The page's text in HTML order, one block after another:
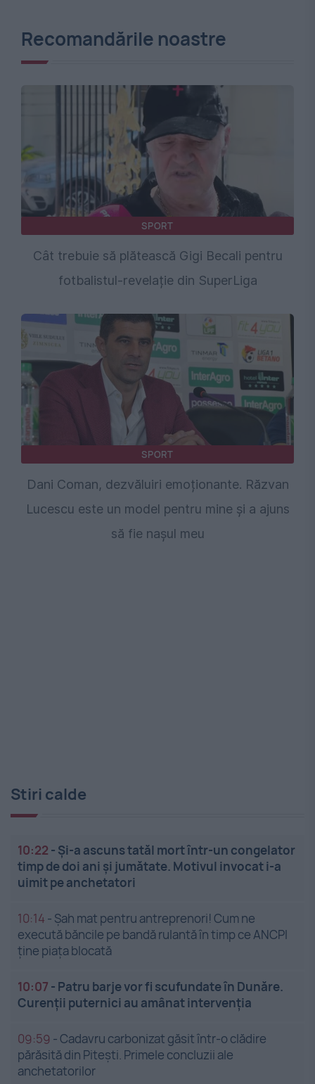
Recomandările noastre
SPORT
Cât trebuie să plătească Gigi Becali pentru
fotbalistul-revelație din SuperLiga
SPORT
Dani Coman, dezvăluiri emoționante. Răzvan
Lucescu este un model pentru mine și a ajuns
să fie nașul meu
Stiri calde
10:22 - Și-a ascuns tatăl mort într-un congelator
timp de doi ani și jumătate. Motivul invocat i-a
uimit pe anchetatori
10:14 - Șah mat pentru antreprenori! Cum ne
execută băncile pe bandă rulantă în timp ce ANCPI
ține piața blocată
10:07 - Patru barje vor fi scufundate în Dunăre.
Curenții puternici au amânat intervenția
09:59 -Cadavru carbonizat găsit într-o clădire
părăsită din Pitești. Primele concluzii ale
anchetatorilor